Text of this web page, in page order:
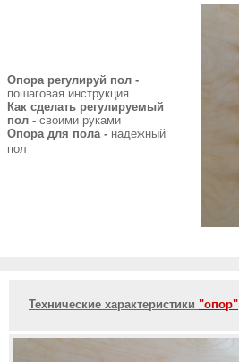
Опора регулируй пол -
пошаговая инструкция
Как сделать регулируемый
пол - своими руками
Опора для пола - надежный
пол
Технические характеристики "опор"